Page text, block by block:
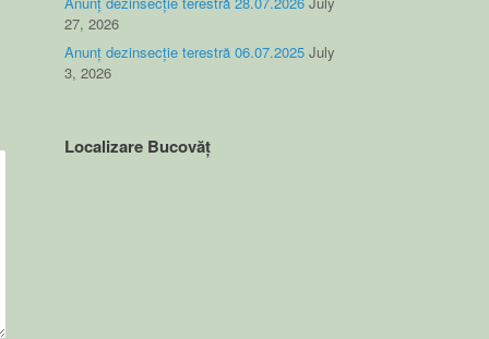
27, 2026
Anunț dezinsecție terestră 06.07.2025 July
3, 2026
Localizare Bucovăț